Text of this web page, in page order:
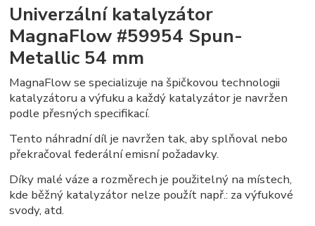
Univerzální katalyzátor
MagnaFlow #59954 Spun-
Metallic 54 mm
MagnaFlow se specializuje na špičkovou technologii
katalyzátoru a výfuku a každý katalyzátor je navržen
podle přesných specifikací.
Tento náhradní díl je navržen tak, aby splňoval nebo
překračoval federální emisní požadavky.
Díky malé váze a rozměrech je použitelný na místech,
kde běžný katalyzátor nelze použít např.: za výfukové
svody, atd.